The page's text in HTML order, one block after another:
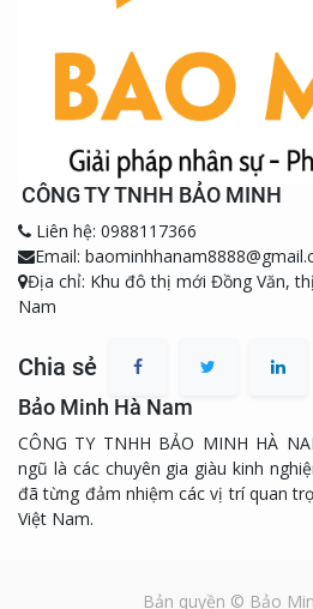
CÔNG TY TNHH BẢO MINH
Liên hệ: 0988117366
Email:
Địa chỉ: Khu đô thị mới Đồng Văn,
Nam
Chia sẻ
Bảo Minh Hà Nam
CÔNG TY TNHH BẢO MINH HÀ
ngũ là các chuyên gia giàu kinh
đã từng đảm nhiệm các vị trí quan
Việt Nam.
Bản quyền © Bảo